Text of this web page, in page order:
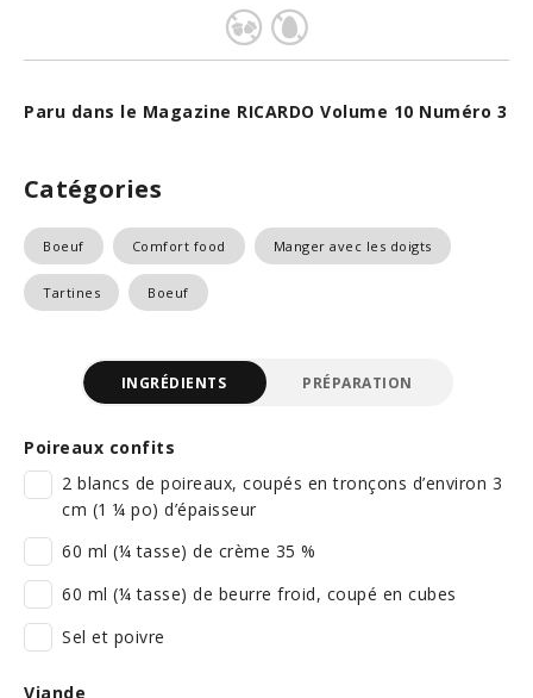
Paru dans le Magazine RICARDO Volume 10 Numéro 3
Catégories
Boeuf Comfort food Manger avec les doigts
Tartines Boeuf
INGRÉDIENTS PRÉPARATION
Poireaux confits
2 blancs de poireaux, coupés en tronçons d’environ 3
cm (1 ¼ po) d’épaisseur
60 ml (¼ tasse) de crème 35 %
60 ml (¼ tasse) de beurre froid, coupé en cubes
Sel et poivre
Viande